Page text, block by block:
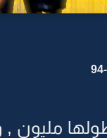
مليون ,